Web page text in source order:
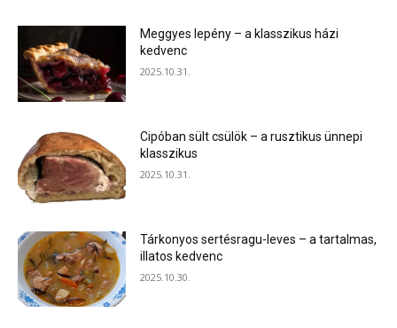
Meggyes lepény – a klasszikus házi
kedvenc
2025.10.31.
Cipóban sült csülök – a rusztikus ünnepi
klasszikus
2025.10.31.
Tárkonyos sertésragu-leves – a tartalmas,
illatos kedvenc
2025.10.30.